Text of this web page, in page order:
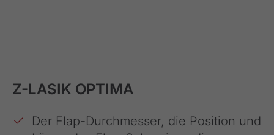
Z-LASIK OPTIMA
Der Flap-Durchmesser, die Position und